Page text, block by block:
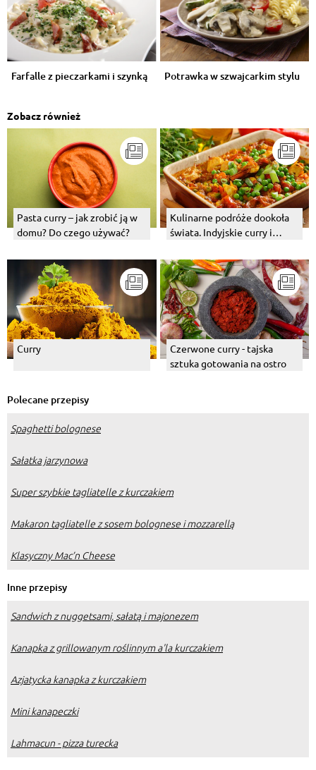
Farfalle z pieczarkami i szynką Potrawka w szwajcarkim stylu
Zobacz również
Pasta curry – jak zrobić ją w
domu? Do czego używać?
Kulinarne podróże dookoła
świata. Indyjskie curry i
Curry
Czerwone curry - tajska
sztuka gotowania na ostro
Polecane przepisy
Spaghetti bolognese
Sałatka jarzynowa
Super szybkie tagliatelle z kurczakiem
Makaron tagliatelle z sosem bolognese i mozzarellą
Klasyczny Mac’n Cheese
Inne przepisy
Sandwich z nuggetsami, sałatą i majonezem
Kanapka z grillowanym roślinnym a'la kurczakiem
Azjatycka kanapka z kurczakiem
Mini kanapeczki
Lahmacun - pizza turecka